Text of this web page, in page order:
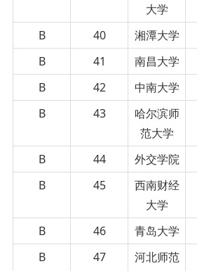
大学
B 40 湘潭大学
B
41 南昌大学
B
42 中南大学
B
43
哈尔滨师
范大学
B 44 外交学院
B
45
西南财经
大学
B 46 青岛大学
B
47
河北师范